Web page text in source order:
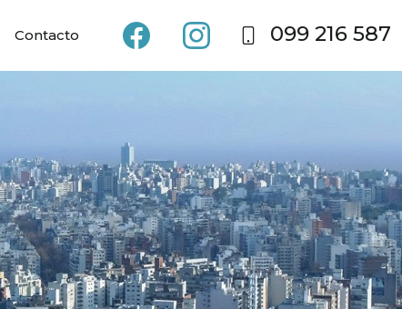
Contacto 099 216 587